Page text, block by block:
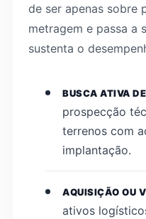
de ser apenas sobre
metragem e passa a
sustenta o
BUSCA ATIVA
prospecção
terrenos com
implantação.
AQUISIÇÃO OU
ativos